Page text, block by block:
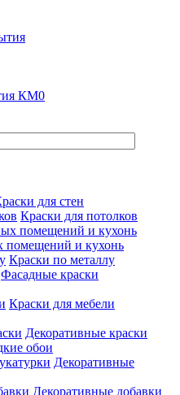
КМ0
для стен
Краски для потолков
помещений и кухонь
Краски по металлу
Фасадные краски
Краски для мебели
Декоративные краски
обои
Декоративные
Декоративные добавки